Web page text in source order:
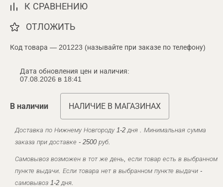
К СРАВНЕНИЮ
ОТЛОЖИТЬ
Код товара — 201223 (называйте при заказе по телефону)
Дата обновления цен и наличия:
07.08.2026 в 18:41
В наличии НАЛИЧИЕ В МАГАЗИНАХ
Доставка по Нижнему Новгороду 1-2 дня . Минимальная сумма
заказа при доставке - 2500 руб.
Самовывоз возможен в тот же день, если товар есть в выбранном
пункте выдачи. Если товара нет в выбранном пункте выдачи -
самовывоз 1-2 дня.